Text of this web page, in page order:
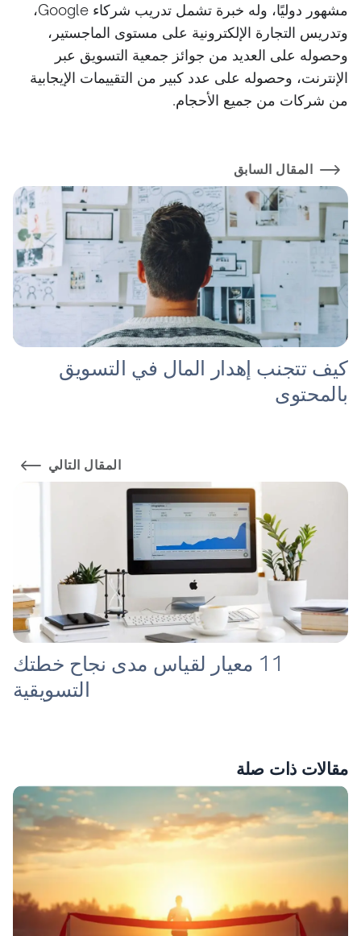
مشهور دوليًا، وله خبرة تشمل تدريب شركاء Google،
وتدريس التجارة الإلكترونية على مستوى الماجستير،
وحصوله على العديد من جوائز جمعية التسويق عبر
الإنترنت، وحصوله على عدد كبير من التقييمات الإيجابية
من شركات من جميع الأحجام.
المقال السابق
كيف تتجنب إهدار المال في التسويق
بالمحتوى
المقال التالي
11 معيار لقياس مدى نجاح خطتك
التسويقية
مقالات ذات صلة